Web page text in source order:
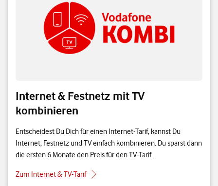
Internet & Festnetz mit TV
kombinieren
Entscheidest Du Dich für einen Internet-Tarif, kannst Du
Internet, Festnetz und TV einfach kombinieren. Du sparst dann
die ersten 6 Monate den Preis für den TV-Tarif.
Zum Internet & TV-Tarif